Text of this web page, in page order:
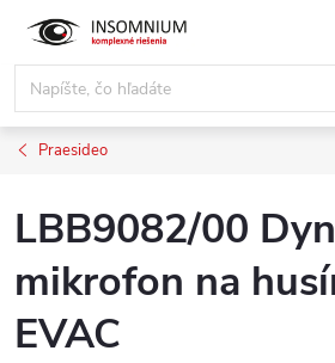
obsah
Praesideo
LBB9082/00
mikrofon na
EVAC
www.insomnium.sk - Chat